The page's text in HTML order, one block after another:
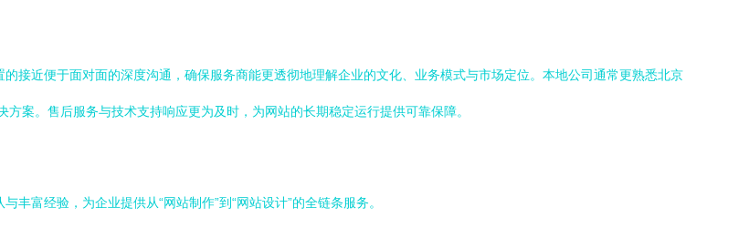
接近便于面对面的深度沟通，确保服务商能更透彻地理解企业的文化、业务模式与市场定位。本地公司通常更熟悉北京
案。售后服务与技术支持响应更为及时，为网站的长期稳定运行提供可靠保障。
丰富经验，为企业提供从“网站制作”到“网站设计”的全链条服务。